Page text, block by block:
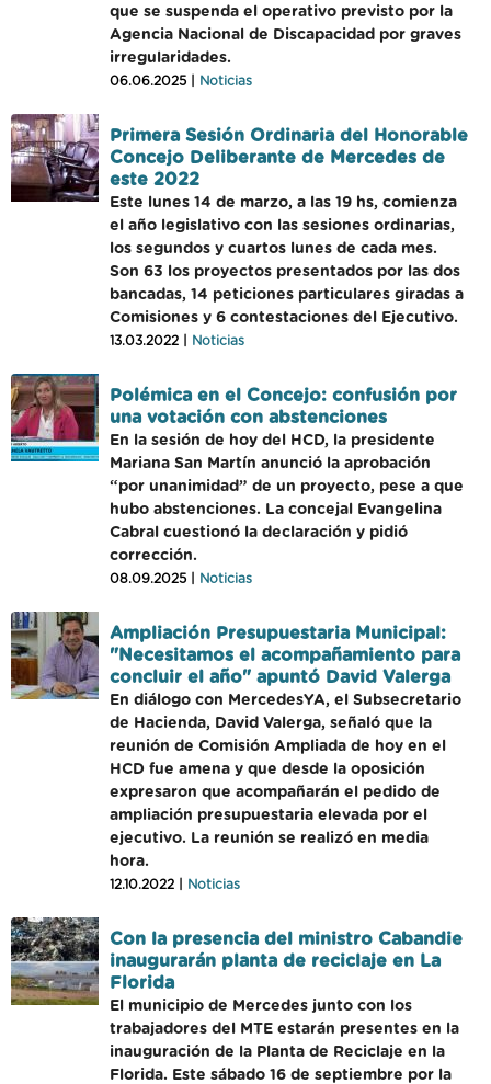
que se suspenda el operativo previsto por la
Agencia Nacional de Discapacidad por graves
irregularidades.
06.06.2025 | Noticias
Primera Sesión Ordinaria del Honorable
Concejo Deliberante de Mercedes de
este 2022
Este lunes 14 de marzo, a las 19 hs, comienza
el año legislativo con las sesiones ordinarias,
los segundos y cuartos lunes de cada mes.
Son 63 los proyectos presentados por las dos
bancadas, 14 peticiones particulares giradas a
Comisiones y 6 contestaciones del Ejecutivo.
13.03.2022 | Noticias
Polémica en el Concejo: confusión por
una votación con abstenciones
En la sesión de hoy del HCD, la presidente
Mariana San Martín anunció la aprobación
“por unanimidad” de un proyecto, pese a que
hubo abstenciones. La concejal Evangelina
Cabral cuestionó la declaración y pidió
corrección.
08.09.2025 | Noticias
Ampliación Presupuestaria Municipal:
"Necesitamos el acompañamiento para
concluir el año" apuntó David Valerga
En diálogo con MercedesYA, el Subsecretario
de Hacienda, David Valerga, señaló que la
reunión de Comisión Ampliada de hoy en el
HCD fue amena y que desde la oposición
expresaron que acompañarán el pedido de
ampliación presupuestaria elevada por el
ejecutivo. La reunión se realizó en media
hora.
12.10.2022 | Noticias
Con la presencia del ministro Cabandie
inaugurarán planta de reciclaje en La
Florida
El municipio de Mercedes junto con los
trabajadores del MTE estarán presentes en la
inauguración de la Planta de Reciclaje en la
Florida. Este sábado 16 de septiembre por la